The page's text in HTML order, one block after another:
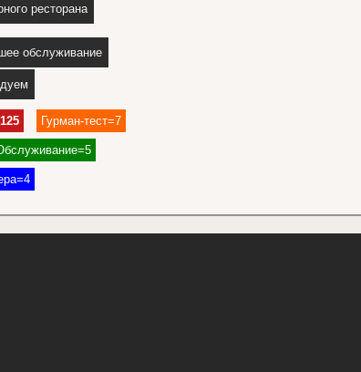
ресторана
обслуживание
125 Гурман-тест=7